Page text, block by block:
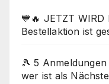
💙🔥 JETZT WIRD
Bestellaktion ist
🎾 5
wer ist als